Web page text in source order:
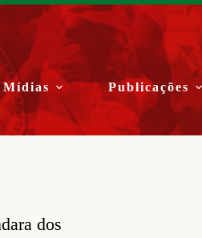
Mídias Publicações
dos